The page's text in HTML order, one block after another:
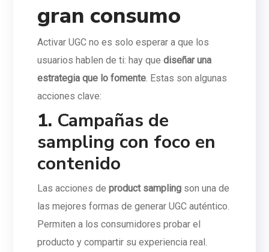
gran consumo
Activar UGC no es solo esperar a que los
usuarios hablen de ti: hay quediseñar una
estrategia que lo fomente. Estas son algunas
acciones clave:
1. Campañas de
sampling con foco en
contenido
Las acciones deproduct sampling son una de
las mejores formas de generar UGC auténtico.
Permiten a los consumidores probar el
producto y compartir su experiencia real.